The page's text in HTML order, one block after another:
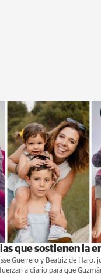
que sostienen la
Guerrero y Beatriz de Haro,
a diario para que